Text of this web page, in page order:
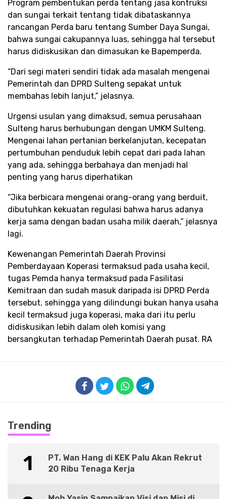
Program pembentukan perda tentang jasa kontruksi
dan sungai terkait tentang tidak dibataskannya
rancangan Perda baru tentang Sumber Daya Sungai,
bahwa sungai cakupannya luas, sehingga hal tersebut
harus didiskusikan dan dimasukan ke Bapemperda.
“Dari segi materi sendiri tidak ada masalah mengenai
Pemerintah dan DPRD Sulteng sepakat untuk
membahas lebih lanjut,” jelasnya.
Urgensi usulan yang dimaksud, semua perusahaan
Sulteng harus berhubungan dengan UMKM Sulteng.
Mengenai lahan pertanian berkelanjutan, kecepatan
pertumbuhan penduduk lebih cepat dari pada lahan
yang ada, sehingga berbahaya dan menjadi hal
penting yang harus diperhatikan
“Jika berbicara mengenai orang-orang yang berduit,
dibutuhkan kekuatan regulasi bahwa harus adanya
kerja sama dengan badan usaha milik daerah,” jelasnya
lagi.
Kewenangan Pemerintah Daerah Provinsi
Pemberdayaan Koperasi termaksud pada usaha kecil,
tugas Pemda hanya termaksud pada Fasilitasi
Kemitraan dan sudah masuk daripada isi DPRD Perda
tersebut, sehingga yang dilindungi bukan hanya usaha
kecil termaksud juga koperasi, maka dari itu perlu
didiskusikan lebih dalam oleh komisi yang
bersangkutan terhadap Pemerintah Daerah pusat. RA
Trending
1
PT. Wan Hang di KEK Palu Akan Rekrut
20 Ribu Tenaga Kerja